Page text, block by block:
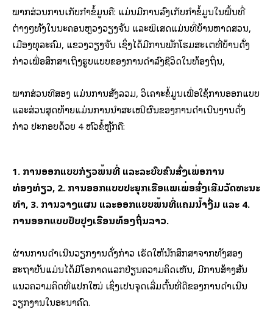
ພາກສ່ວນການເກັບກໍາຂໍ້ມູນຄື: ແມ່ນມີການລົງເກັບກໍາຂໍ້ມູນໃນພື້ນທີ່
ຕ່າງໆທັງໃນນະຄອນຫຼວງວຽງຈັນ ແລະພິເສດແມ່ນທີ່ບ້ານຫາດສວນ,
ເມືອງທຸລະຄົມ, ແຂວງວຽງຈັນ ເຊິ່ງໄດ້ມີການພັກໂຮມສະເຕທີ່ບ້ານດັ່ງ
ກ່າວເພື່ອສຶກສາເຖິງຮູບແບບຂອງການດໍາລົງຊີວິດໃນທ້ອງຖິ່ນ,
ພາກສ່ວນທີສອງ ແມ່ນການສັງລວມ, ວິເຄາະຂໍ້ມູນເພື່ອໃຊ້ການອອກແບບ
ແລະສ່ວນສຸດທ້າຍແມ່ນການນໍາສະເໜີຜົນຂອງການດໍາເນີນງານດັ່ງ
ກ່າວ ປະກອບດ້ວຍ 4 ຫົວຂໍ້ຫຼັກຄື:
1. ການອອກແບບກ່ຽວພື້ນທີ່ ແລະລະບົບຂົນສົ່ງເພື່ອການ
ທ່ອງທ່ຽວ, 2. ການອອກແບບປະຍຸກເຮືອແພເພື່ອສົ່ງເສີມວັດທະນະ
ທໍາ, 3. ການວາງແຜນ ແລະອອກແບບພື້ນທີ່ແຄມນໍ້າງື່ມ ແລະ 4.
ການອອກແບບປັບປຸງເຮືອນທ້ອງຖິ່ນລາວ.
ຜ່ານການດໍາເນີນວຽກງານດັ່ງກ່າວ ເຮັດໃຫ້ນັກສຶກສາຈາກທັງສອງ
ສະຖາບັນແມ່ນໄດ້ມີໂອກາດແລກປ່ຽນຄວາມຄິດເຫັນ, ມີການສ້າງສັນ
ແນວຄວາມຄິດທີ່ແປກໃໝ່ ເຊິ່ງເປັນຈຸດເລີ່ມຕົ້ນທີ່ດີຂອງການດໍາເນີນ
ວຽກງານໃນອະນາຄົດ.